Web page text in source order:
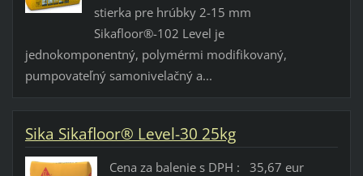
stierka pre hrúbky 2-15 mm
Sikafloor®-102 Level je
jednokomponentný, polymérmi modifikovaný,
pumpovateľný samonivelačný a...
Sika Sikafloor® Level-30 25kg
Cena za balenie s DPH : 35,67 eur